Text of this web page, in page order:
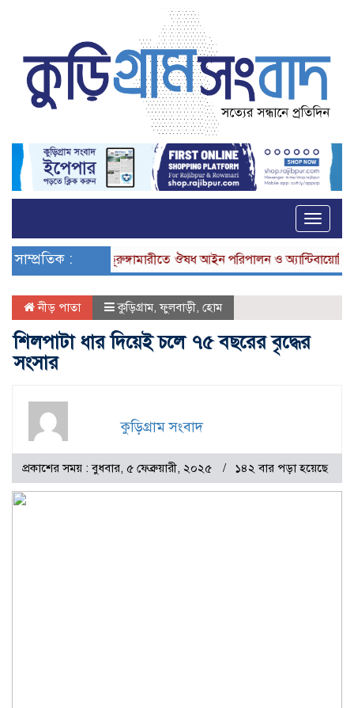
Toggle
সাম্প্রতিক : ভূরুঙ্গামারীতে ঔষধ আইন পরিপালন ও অ্যান্টিবায়োটিক
নীড় পাতা কুড়িগ্রাম,ফুলবাড়ী হোম
শিলপাটা ধার দিয়েই চলে ৭৫ বছরের বৃদ্ধের
সংসার
কুড়িগ্রাম সংবাদ
প্রকাশের সময় : বুধবার, ৫ ফেব্রুয়ারী, ২০২৫ ১৪২ বার পড়া হয়েছে